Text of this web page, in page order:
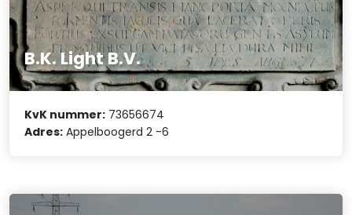
B.K. Light B.V.
KvK nummer: 73656674
Adres: Appelboogerd 2 -6